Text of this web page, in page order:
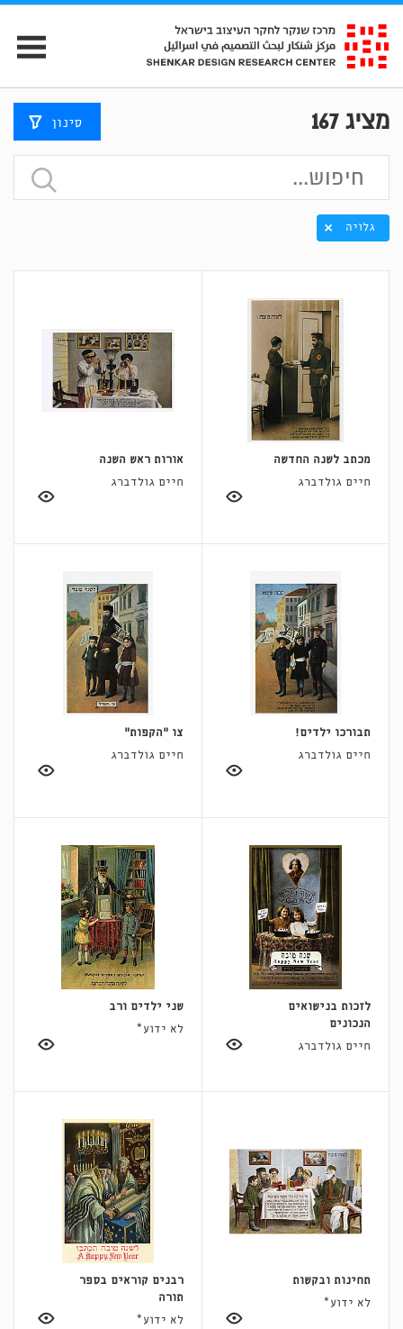
מציג167 סינון
גלויה
מכתב לשנה החדשה
חיים גולדברג
אורות ראש השנה
חיים גולדברג
תבורכו ילדים!
חיים גולדברג
צו ״הקפות״
חיים גולדברג
לזכות בנישואים
הנכונים
חיים גולדברג
שני ילדים ורב
לא ידוע*
תחינות ובקשות
לא ידוע*
רבנים קוראים בספר
תורה
לא ידוע*